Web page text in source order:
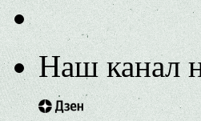
Наш канал